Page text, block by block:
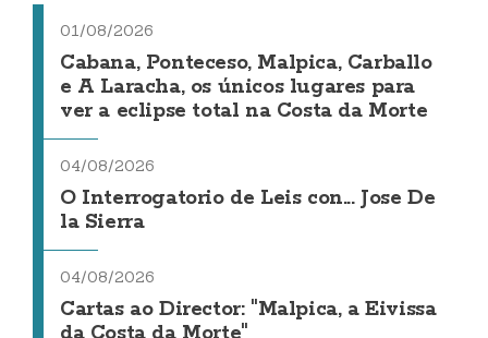
01/08/2026
Cabana, Ponteceso, Malpica, Carballo
e A Laracha, os únicos lugares para
ver a eclipse total na Costa da Morte
04/08/2026
O Interrogatorio de Leis con... Jose De
la Sierra
04/08/2026
Cartas ao Director: "Malpica, a Eivissa